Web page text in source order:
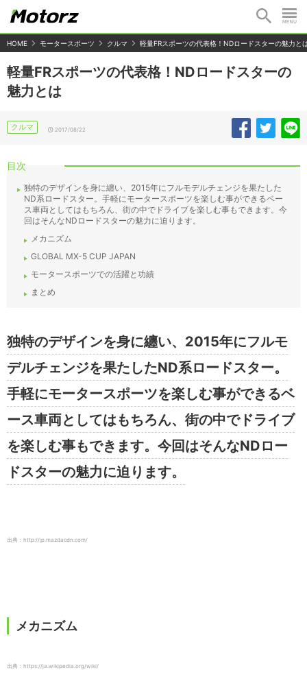
HOME モータースポーツ クルマ 軽量FRスポーツの代表格！NDロードスターの魅力と
軽量FRスポーツの代表格！NDロードスターの
魅力とは
クルマ 2017/08/22
目次
独特のデザインを身に纏い、2015年にフルモデルチェンジを果たした
ND系ロードスター。手軽にモータースポーツを楽しむ事ができるベー
ス車両としてはもちろん、街の中でドライブを楽しむ事もできます。今
回はそんなNDロードスターの魅力に迫ります。
メカニズム
GLOBAL MX-5 CUP JAPAN
モータースポーツでの活躍と功績
まとめ
独特のデザインを身に纏い、2015年にフルモ
デルチェンジを果たしたND系ロードスター。
手軽にモータースポーツを楽しむ事ができるベ
ース車両としてはもちろん、街の中でドライブ
を楽しむ事もできます。今回はそんなNDロー
ドスターの魅力に迫ります。
出典：http://jp.mazdacdn.com/
メカニズム
出典：https://ja.wikipedia.org/wiki/